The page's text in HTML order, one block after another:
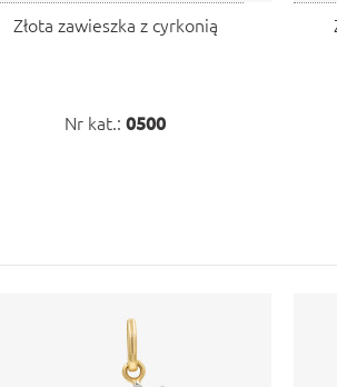
Złota zawieszka z cyrkonią
Nr kat.:0500